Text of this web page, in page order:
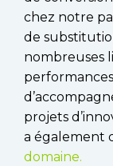
chez notre
de
nombreuses
projets
a également
domaine.